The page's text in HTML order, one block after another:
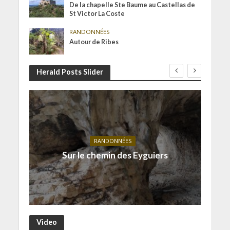
De la chapelle Ste Baume au Castellas de
St Victor La Coste
RANDONNÉES
Autour de Ribes
Herald Posts Slider
RANDONNÉES
Sur le chemin des Eyguiers
Video